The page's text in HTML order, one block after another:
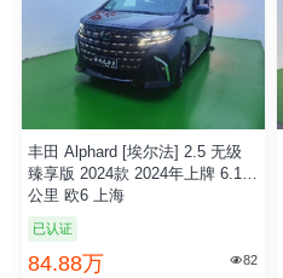
丰田 Alphard [埃尔法] 2.5 无级
臻享版 2024款 2024年上牌 6.1万
公里 欧6 上海
已认证
84.88万 82